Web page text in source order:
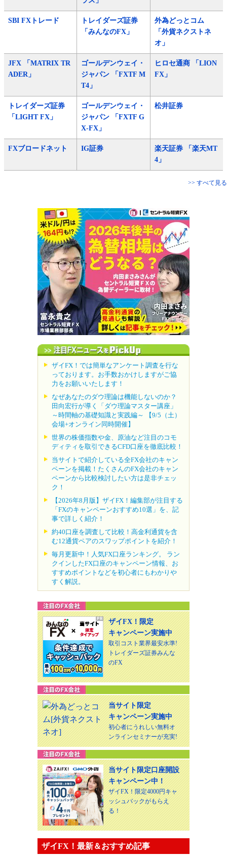
SBI FXトレード
トレイダーズ証券
「みんなのFX」
外為どっとコム
「外貨ネクストネ
オ」
JFX 「MATRIX TR
ADER」
ゴールデンウェイ・
ジャパン 「FXTF M
T4」
ヒロセ通商 「LION
FX」
トレイダーズ証券
「LIGHT FX」
ゴールデンウェイ・
ジャパン 「FXTF G
X-FX」
松井証券
FXブロードネット IG証券
楽天証券 「楽天MT
4」
>> すべて見る
ザイFX！では簡単なアンケート調査を行な
っております。お手数おかけしますがご協
力をお願いいたします！
なぜあなたのダウ理論は機能しないのか？
田向宏行が導く「ダウ理論マスター講座」
～時間軸の基礎知識と実践編～ 【9/5（土）
会場+オンライン同時開催】
世界の株価指数や金、原油など注目のコモ
ディティを取引できるCFD口座を徹底比較！
当サイトで紹介している全FX会社のキャン
ペーンを掲載！たくさんのFX会社のキャン
ペーンから比較検討したい方は是非チェッ
ク！
【2026年8月版】ザイFX！編集部が注目する
「FXのキャンペーンおすすめ10選」を、記
事で詳しく紹介！
約40口座を調査して比較！高金利通貨を含
む12通貨ペアのスワップポイントを紹介！
毎月更新中！人気FX口座ランキング。 ラン
クインしたFX口座のキャンペーン情報、お
すすめポイントなどを初心者にもわかりや
すく解説。
ザイFX！限定
キャンペーン実施中
取引コスト業界最安水準!
トレイダーズ証券みんな
のFX
当サイト限定
キャンペーン実施中
初心者にうれしい無料オ
ンラインセミナーが充実!
当サイト限定口座開設
キャンペーン中！
ザイFX！限定4000円キャ
ッシュバックがもらえ
る！
ザイFX！最新＆おすすめ記事